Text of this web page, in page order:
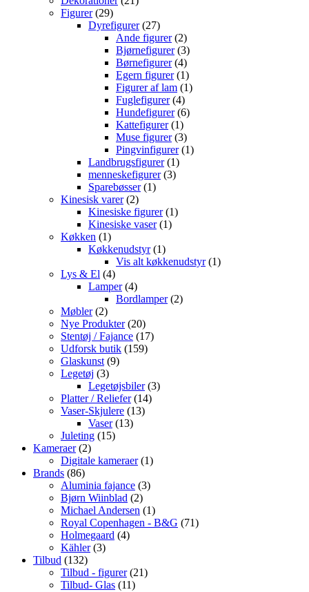
Figurer 2929
varer
Dyrefigurer 2727
varer
Ande figurer 22
varer
Bjørnefigurer 33
varer
Børnefigurer 44
varer
Egern figurer 11
vare
Figurer af lam 11
Fuglefigurer 44
varer
Hundefigurer 66
Kattefigurer 11
vare
Muse figurer 33
varer
Pingvinfigurer 11
Landbrugsfigurer 11
vare
menneskefigurer 33
Sparebøsser 11
Kinesisk varer 22
varer
Kinesiske figurer 11
Kinesiske vaser 11
Køkken 11
vare
Køkkenudstyr 11
vare
Vis alt køkkenudstyr 11
Lys & El 44
varer
Lamper 44
varer
Bordlamper 22
Møbler 22
varer
Nye Produkter 2020
varer
Stentøj / Fajance 1717
Udforsk butik 159159
Glaskunst 99
Legetøj 33
varer
Legetøjsbiler 33
Platter / Reliefer 1414
Vaser-Skjulere 1313
Vaser 1313
Juleting 1515
Kameraer 22
varer
Digitale kameraer 11
Brands 8686
varer
Aluminia fajance 33
Bjørn Wiinblad 22
varer
Michael Andersen 11
vare
Royal Copenhagen - B&G 7171
Holmegaard 44
Kähler 33
Tilbud 132132
varer
Tilbud - figurer 2121
Tilbud- Glas 1111